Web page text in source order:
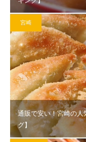
宮崎
通販で安い！宮崎の
グ】